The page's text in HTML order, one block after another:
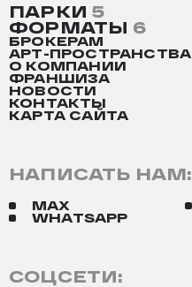
ПАРКИ 5
ФОРМАТЫ 6
БРОКЕРАМ
АРТ-ПРОСТРАНСТВА
О КОМПАНИИ
ФРАНШИЗА
НОВОСТИ
КОНТАКТЫ
КАРТА САЙТА
СОЦСЕТИ:
НАПИСАТЬ НАМ:
MAX
WHATSAPP